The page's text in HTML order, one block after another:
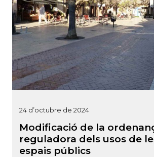
24 d’octubre de 2024
Modificació de la
reguladora dels usos de
espais públics